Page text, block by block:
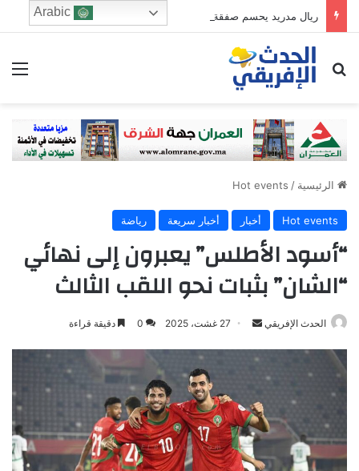
ريال مدريد يحسم صفقة ديوماندي في انتقال تاريخي بقيمة قياسية
ابحث عن
الرئيسية /
Hot events
Hot events أخبار أخبار سريعة رياضة
“أسود الأطلس” يعبرون إلى نهائي
“الشان” بثبات نحو اللقب الثالث
الحدث الإفريقي
Send 27 غشت، 2025 0 دقيقة قراءة
Arabic